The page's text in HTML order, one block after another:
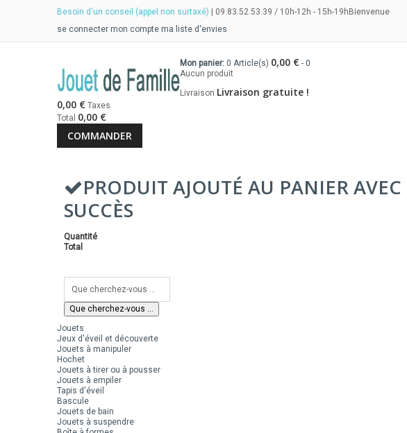
Besoin d'un conseil (appel non surtaxé) | 09.83.52.53.39 / 10h-12h - 15h-19h Bienvenue
se connecter mon compte ma liste d'envies
Mon panier: 0 Article(s) 0,00 € - 0
Aucun produit
Livraison Livraison gratuite !
0,00 € Taxes
Total 0,00 €
COMMANDER
PRODUIT AJOUTÉ AU PANIER AVEC
SUCCÈS
Quantité
Total
Que cherchez-vous ...
Jouets
Jeux d'éveil et découverte
Jouets à manipuler
Hochet
Jouets à tirer ou à pousser
Jouets à empiler
Tapis d'éveil
Bascule
Jouets de bain
Jouets à suspendre